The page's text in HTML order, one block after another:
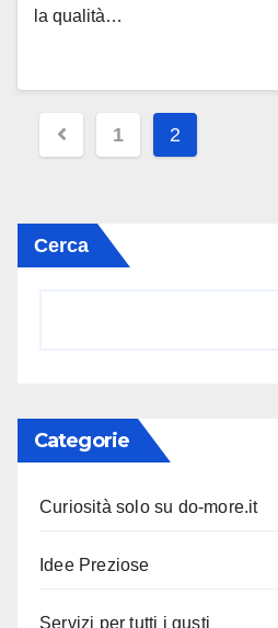
la qualità…
Paginazione
articoli
1 2
Cerca
Categorie
Curiosità solo su do-more.it
Idee Preziose
Servizi per tutti i gusti